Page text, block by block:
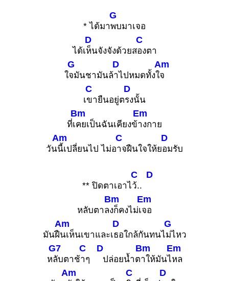
* ได้มา
G
พบมาเจอ
ได้เ
D
ห็นจังจังด้วยส
C
องตา
ใ
G
จมันชามันล้
D
าไปหมดทั้งใ
Am
จ
เ
C
ขายืนอยู่ต
D
รงนั้น
ที่เ
Bm
คยเป็นฉันเคียงข้
Em
างกาย
วัน
Am
นี้เปลี่ยนไป ไม่อ
C
าจฝืนใจให้ย
D
อมรับ
** ปิดตาเอาไ
C
ว้..
D
หลับตาล
Bm
งก็คงไม่เ
Em
จอ
มันฝื
Am
นเห็นเขาและเ
D
ธอใกล้กันทนไ
G
ม่ไหว
ห
G7
ลับตาช้
C
าๆ
D
ปล่อยน้ำต
Bm
าให้มันไ
Em
หล
Am C D